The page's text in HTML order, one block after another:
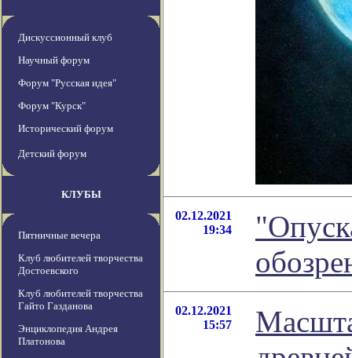
Дискуссионный клуб
Научный форум
Форум "Русская идея"
Форум "Курск"
Исторический форум
Детский форум
КЛУБЫ
Пятничные вечера
Клуб любителей творчества
Достоевского
Клуб любителей творчества
Гайто Газданова
Энциклопедия Андрея
Платонова
02.12.2021
19:34
02.12.2021
15:57